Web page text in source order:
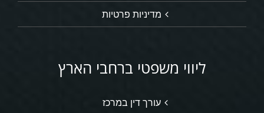
מדיניות פרטיות
ליווי משפטי ברחבי הארץ
עורך דין במרכז